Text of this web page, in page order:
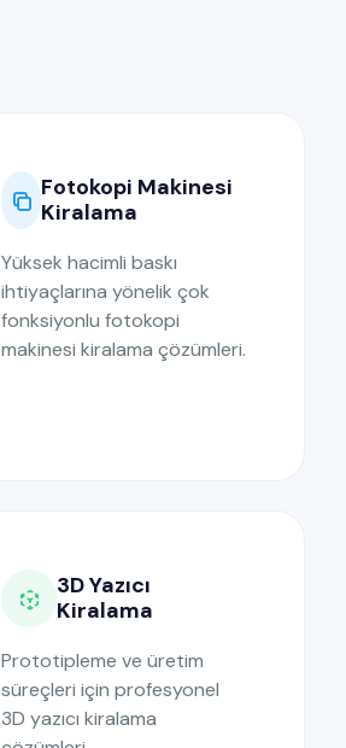
Fotokopi Makinesi
Kiralama
Yüksek hacimli baskı
ihtiyaçlarına yönelik çok
fonksiyonlu fotokopi
makinesi kiralama çözümleri.
3D Yazıcı
Kiralama
Prototipleme ve üretim
süreçleri için profesyonel
3D yazıcı kiralama